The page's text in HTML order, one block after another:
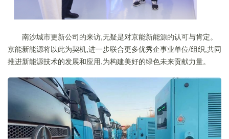
南沙城市更新公司的来访,无疑是对京能新能源的认可与肯定。
京能新能源将以此为契机,进一步联合更多优秀企事业单位/组织,共同
推进新能源技术的发展和应用,为构建美好的绿色未来贡献力量。